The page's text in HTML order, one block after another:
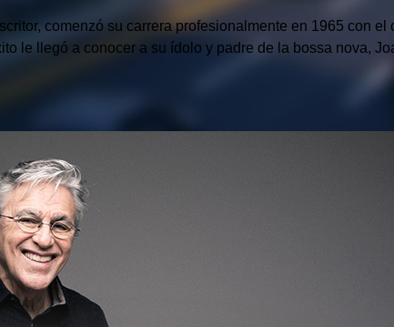
comenzó su carrera profesionalmente en 1965 con el
le llegó a conocer a su ídolo y padre de la bossa nova,